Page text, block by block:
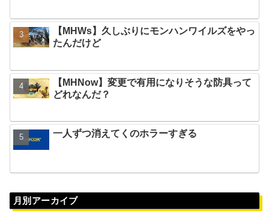
【MHWs】久しぶりにモンハンワイルズをやっ
たんだけど
【MHNow】変更で有用になりそうな防具って
どれなんだ？
一人ずつ消えてくのホラーすぎる
月別アーカイブ